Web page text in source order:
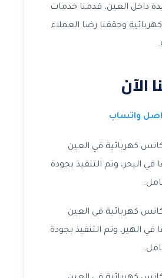
داخل العين، قدمنا خدمات
وحققنا رضا العملاء
الآن
واتساب
كهربائية في العين
اليحر، وتم التنفيذ بجودة
كهربائية في العين
الهير، وتم التنفيذ بجودة